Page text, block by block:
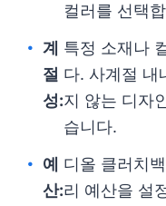
컬러를 선택
계
절
성:
특정 소재나
다. 사계절 내
지 않는 디자
습니다.
예
산:
디올 클러치
리 예산을 설